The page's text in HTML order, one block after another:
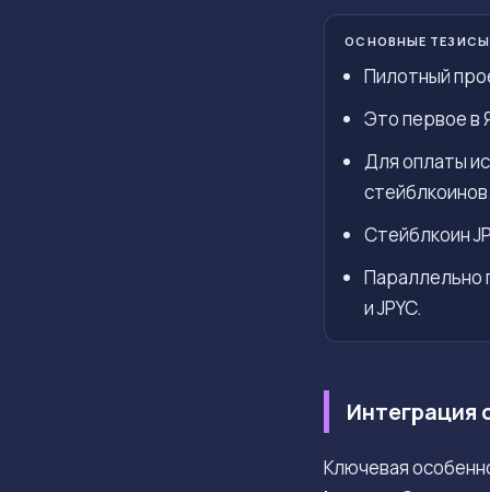
ОСНОВНЫЕ ТЕЗИСЫ
Пилотный
Это первое в
Для оплаты
Стейблкоин
Параллельно
и JPYC.
Интеграция
Ключевая